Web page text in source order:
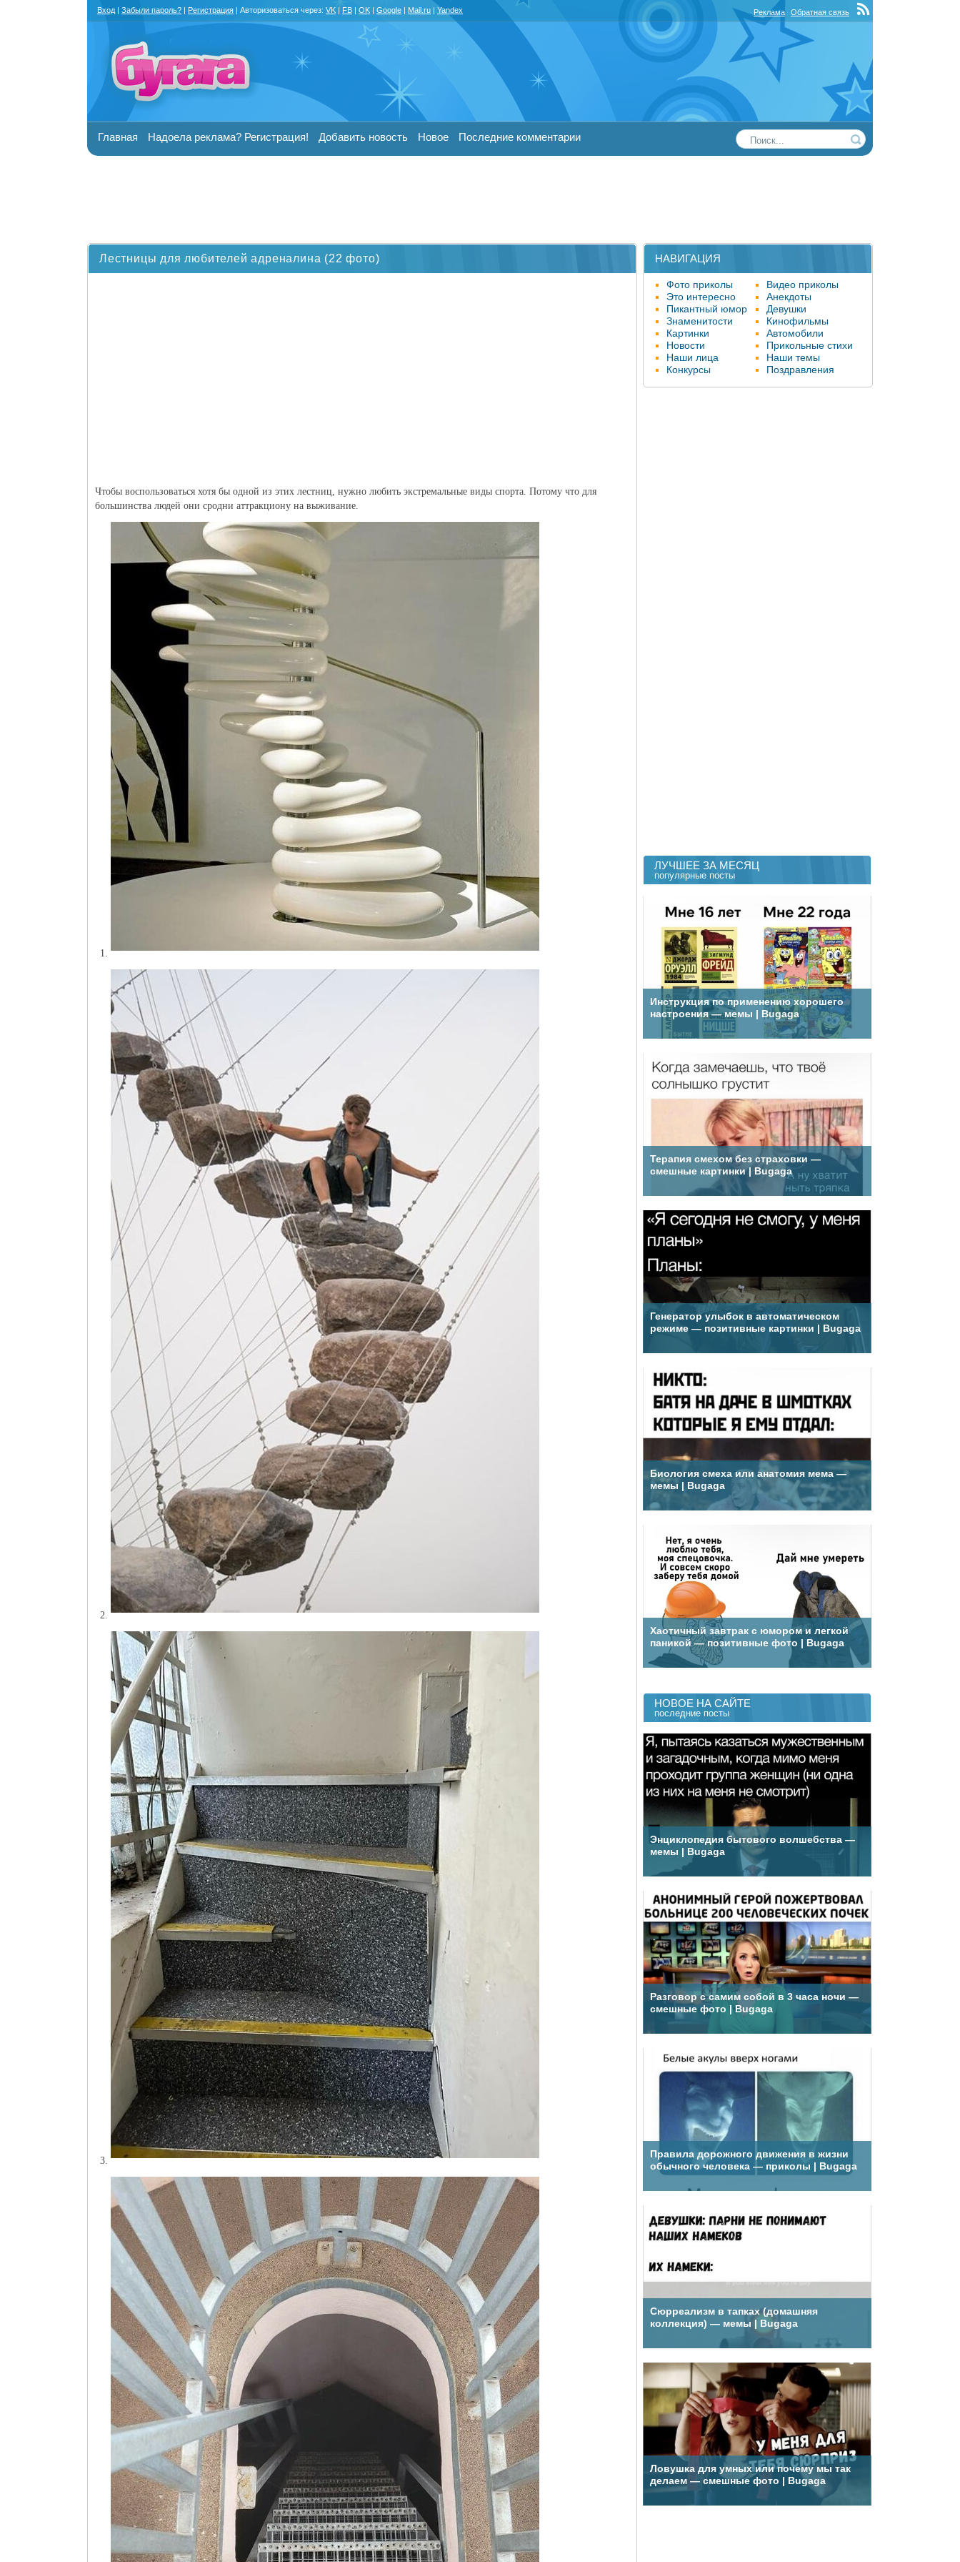
Лестницы для любителей адреналина (22 фото)
Чтобы воспользоваться хотя бы одной из этих лестниц, нужно любить экстремальные виды спорта. Потому что для
большинства людей они сродни аттракциону на выживание.
НАВИГАЦИЯ
Фото приколы
Видео приколы
Это интересно
Анекдоты
Пикантный юмор
Девушки
Знаменитости
Кинофильмы
Картинки
Автомобили
Новости
Прикольные стихи
Наши лица
Наши темы
Конкурсы
Поздравления
ЛУЧШЕЕ ЗА МЕСЯЦ
популярные посты
Инструкция по применению хорошего
настроения — мемы | Bugaga
Терапия смехом без страховки —
смешные картинки | Bugaga
Генератор улыбок в автоматическом
режиме — позитивные картинки | Bugaga
Биология смеха или анатомия мема —
мемы | Bugaga
Хаотичный завтрак с юмором и легкой
паникой — позитивные фото | Bugaga
НОВОЕ НА САЙТЕ
последние посты
Энциклопедия бытового волшебства —
мемы | Bugaga
Разговор с самим собой в 3 часа ночи —
смешные фото | Bugaga
Правила дорожного движения в жизни
обычного человека — приколы | Bugaga
Сюрреализм в тапках (домашняя
коллекция) — мемы | Bugaga
Ловушка для умных или почему мы так
делаем — смешные фото | Bugaga
Вход | Забыли пароль? | Регистрация | Авторизоваться через: VK | FB | OK | Google | Mail.ru | Yandex Реклама Обратная связь
Главная Надоела реклама? Регистрация! Добавить новость Новое Последние комментарии